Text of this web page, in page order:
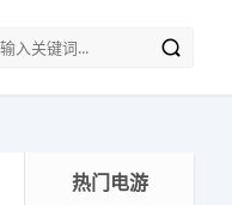
热门电游